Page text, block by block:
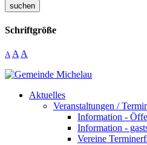
suchen
Schriftgröße
A A A
Aktuelles
Veranstaltungen /
Information -
Information -
Vereine